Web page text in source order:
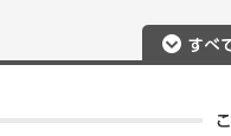
プロジェクタ
プロジェクタアクセ